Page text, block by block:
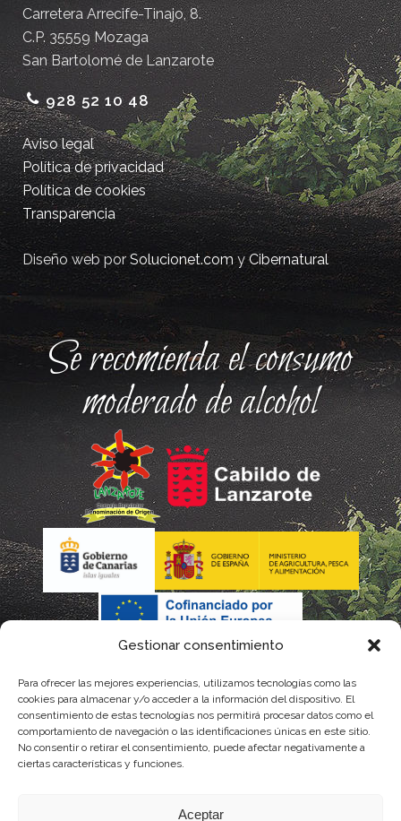
Gestionar consentimiento
Para ofrecer las mejores experiencias, utilizamos tecnologías como las
cookies para almacenar y/o acceder a la información del dispositivo. El
consentimiento de estas tecnologías nos permitirá procesar datos como el
comportamiento de navegación o las identificaciones únicas en este sitio.
No consentir o retirar el consentimiento, puede afectar negativamente a
ciertas características y funciones.
Aceptar
Carretera Arrecife-Tinajo, 8.
C.P. 35559 Mozaga
San Bartolomé de Lanzarote
928 52 10 48
Aviso legal
Política de privacidad
Política de cookies
Transparencia
Diseño web porSolucionet.comyCibernatural
Se recomienda el consumo
moderado de alcohol
La gestión de la DOP Lanzarote realizada por este Consejo
Regulador es financiada, parcialmente, por el Gobierno de
Canarias